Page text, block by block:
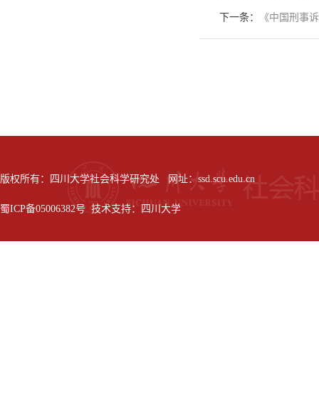
下一条： 《中国刑事
版权所有：四川大学社会科学研究处 网址：ssd.scu.edu.cn
蜀ICP备05006382号 技术支持：四川大学